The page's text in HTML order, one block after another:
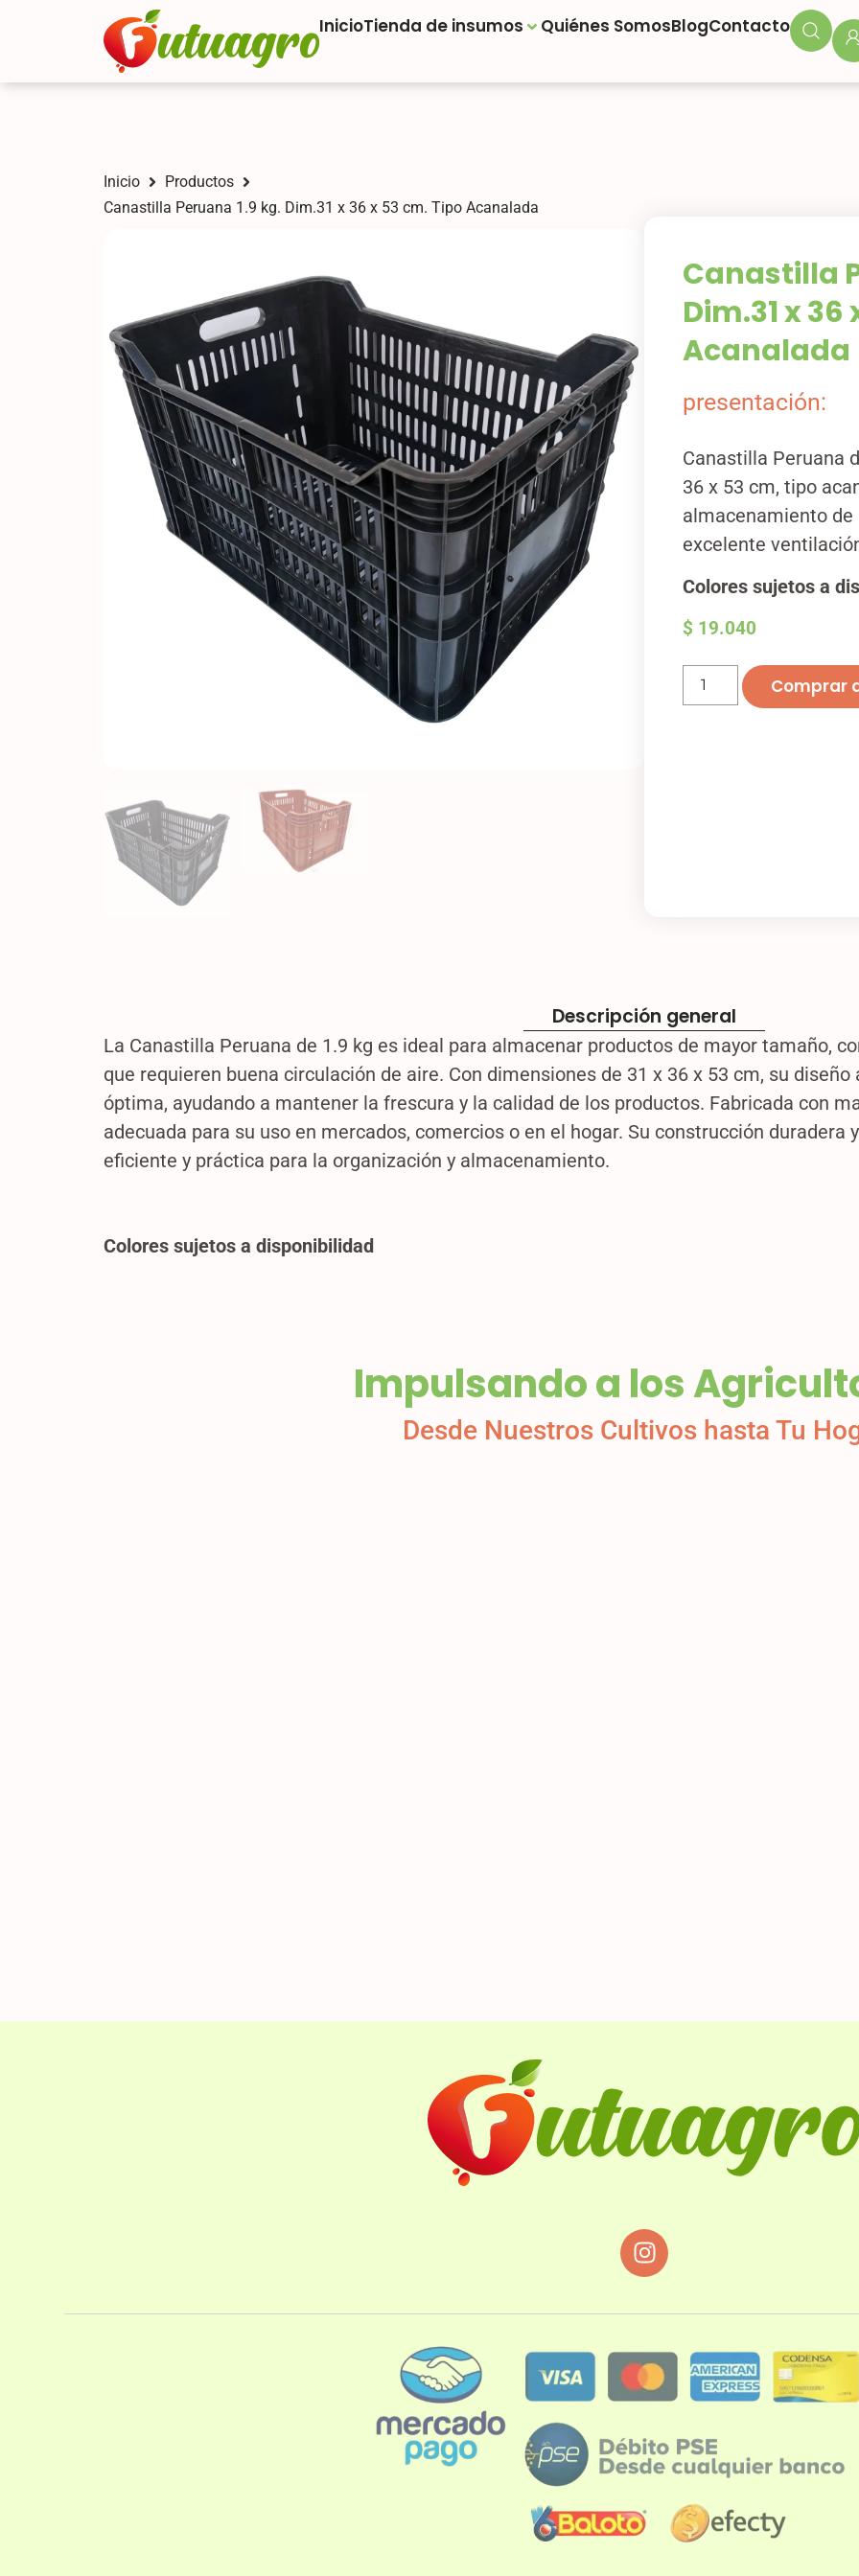
InicioTienda de insumos Quiénes SomosBlogContacto
Inicio
Productos
Canastilla Peruana 1.9 kg. Dim.31 x 36 x 53 cm. Tipo Acanalada
Canastilla
Dim.31 x 36
Acanalada
presentación:
Canastilla Peruana
36 x 53 cm, tipo
almacenamiento de
excelente
Colores sujetos a
$ 19.040
Comprar
Descripción general
La Canastilla Peruana de 1.9 kg es ideal para almacenar productos de mayor tamaño,
que requieren buena circulación de aire. Con dimensiones de 31 x 36 x 53 cm, su
óptima, ayudando a mantener la frescura y la calidad de los productos. Fabricada con
adecuada para su uso en mercados, comercios o en el hogar. Su construcción
eficiente y práctica para la organización y almacenamiento.
Colores sujetos a disponibilidad
Impulsando a los
Desde Nuestros Cultivos hasta Tu